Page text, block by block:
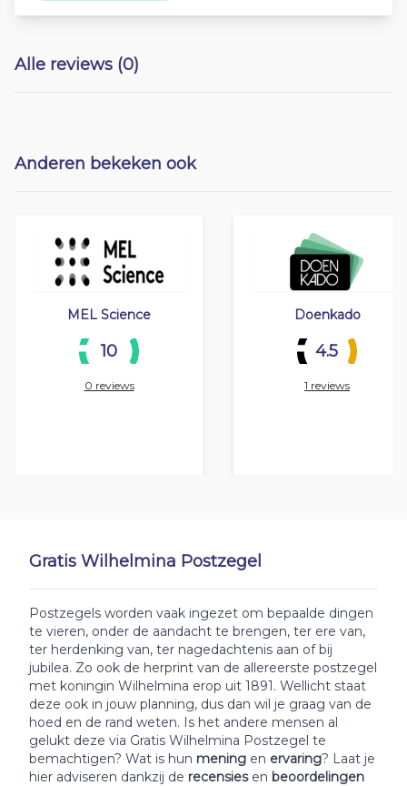
Gratis Wilhelmina Postzegel
Postzegels worden vaak ingezet om bepaalde dingen
te vieren, onder de aandacht te brengen, ter ere van,
ter herdenking van, ter nagedachtenis aan of bij
jubilea. Zo ook de herprint van de allereerste postzegel
met koningin Wilhelmina erop uit 1891. Wellicht staat
deze ook in jouw planning, dus dan wil je graag van de
hoed en de rand weten. Is het andere mensen al
gelukt deze via Gratis Wilhelmina Postzegel te
bemachtigen? Wat is hun mening en ervaring? Laat je
hier adviseren dankzij de recensies en beoordelingen
Alle reviews (0)
Anderen bekeken ook
MEL Science
10
0 reviews
Doenkado
4.5
1 reviews